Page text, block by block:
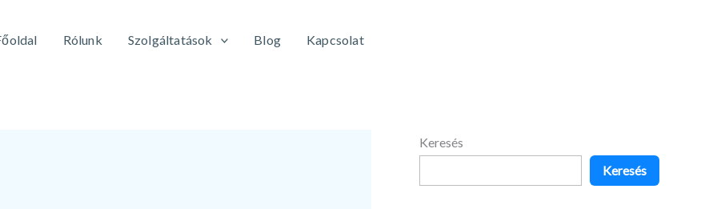
Rólunk Szolgáltatások Blog Kapcsolat
Keresés
Keresés